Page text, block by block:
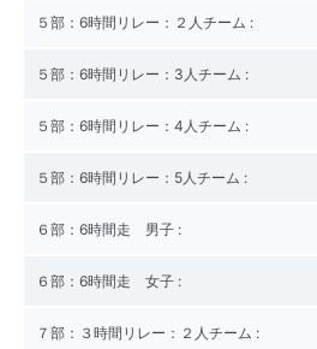
５部：6時間リレー：２人チーム :
５部：6時間リレー：3人チーム :
５部：6時間リレー：4人チーム :
５部：6時間リレー：5人チーム :
６部：6時間走 男子 :
６部：6時間走 女子 :
７部：３時間リレー：２人チーム :